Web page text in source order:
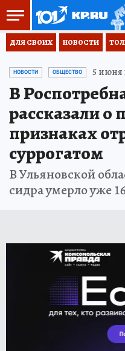
ДЛЯ СВОИХ НОВОСТИ
НОВОСТИ ОБЩЕСТВО 5 июня
В
рассказали о
признаках
суррогатом
В Ульяновской
сидра умерло уже